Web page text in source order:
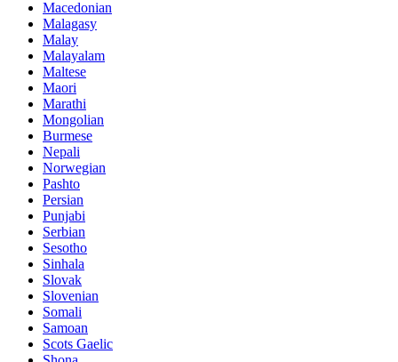
Macedonian
Malagasy
Malay
Malayalam
Maltese
Maori
Marathi
Mongolian
Burmese
Nepali
Norwegian
Pashto
Persian
Punjabi
Serbian
Sesotho
Sinhala
Slovak
Slovenian
Somali
Samoan
Scots Gaelic